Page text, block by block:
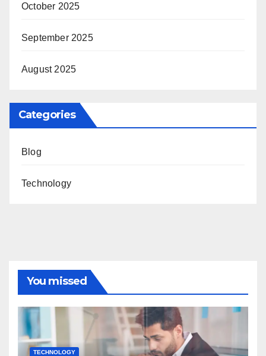
October 2025
September 2025
August 2025
Categories
Blog
Technology
You missed
TECHNOLOGY